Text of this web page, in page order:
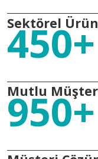
Sektörel Ürün
450+
Mutlu
950+